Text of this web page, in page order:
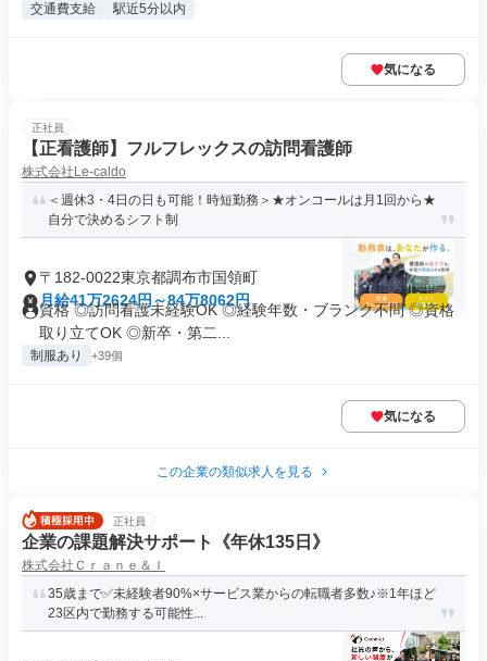
交通費支給 駅近5分以内
気になる
正社員
【正看護師】フルフレックスの訪問看護師
株式会社Le-caldo
＜週休3・4日の日も可能！時短勤務＞★オンコールは月1回から★
自分で決めるシフト制
〒182-0022東京都調布市国領町
月給41万2624円～84万8062円
資格 ◎訪問看護未経験OK ◎経験年数・ブランク不問 ◎資格
取り立てOK ◎新卒・第二...
制服あり +39個
気になる
この企業の類似求人を見る
正社員
企業の課題解決サポート《年休135日》
株式会社Ｃｒａｎｅ＆Ｉ
35歳まで✅未経験者90%×サービス業からの転職者多数♪※1年ほど
23区内で勤務する可能性...